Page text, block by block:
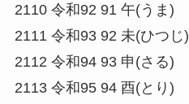
2110 令和92 91 午(うま)
2111 令和93 92 未(ひつじ)
2112 令和94 93 申(さる)
2113 令和95 94 酉(とり)